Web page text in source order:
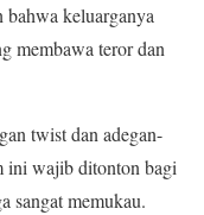
bahwa keluarganya
membawa teror dan
twist dan adegan-
ini wajib ditonton bagi
sangat memukau.